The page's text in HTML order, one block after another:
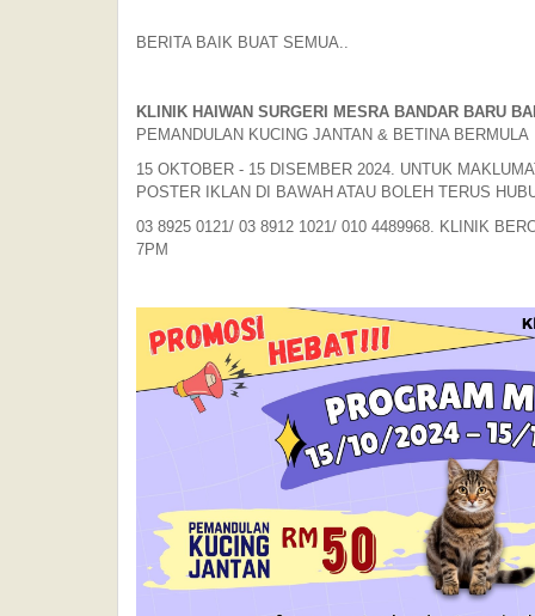
BERITA BAIK BUAT SEMUA..
KLINIK HAIWAN SURGERI MESRA BANDAR BARU
PEMANDULAN KUCING JANTAN & BETINA BERMULA
15 OKTOBER - 15 DISEMBER 2024. UNTUK
POSTER IKLAN DI BAWAH ATAU BOLEH TERUS
03 8925 0121/ 03 8912 1021/ 010 4489968. KLINIK
7PM